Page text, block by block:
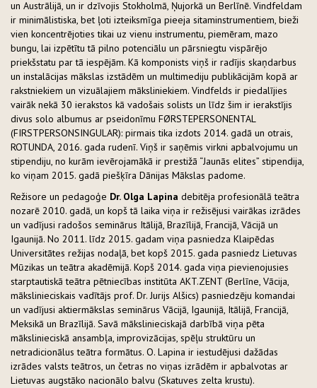
un Austrālijā, un ir dzīvojis Stokholmā, Ņujorkā un Berlīnē. Vindfeldam
ir minimālistiska, bet ļoti izteiksmīga pieeja sitaminstrumentiem, bieži
vien koncentrējoties tikai uz vienu instrumentu, piemēram, mazo
bungu, lai izpētītu tā pilno potenciālu un pārsniegtu vispārējo
priekšstatu par tā iespējām. Kā komponists viņš ir radījis skaņdarbus
un instalācijas mākslas izstādēm un multimediju publikācijām kopā ar
rakstniekiem un vizuālajiem māksliniekiem. Vindfelds ir piedalījies
vairāk nekā 30 ierakstos kā vadošais solists un līdz šim ir ierakstījis
divus solo albumus ar pseidonīmu FØRSTEPERSONENTAL
(FIRSTPERSONSINGULAR): pirmais tika izdots 2014. gadā un otrais,
ROTUNDA, 2016. gada rudenī. Viņš ir saņēmis virkni apbalvojumu un
stipendiju, no kurām ievērojamākā ir prestižā “Jaunās elites” stipendija,
ko viņam 2015. gadā piešķīra Dānijas Mākslas padome.
Režisore un pedagoģe Dr. Olga Lapina debitēja profesionālā teātra
nozarē 2010. gadā, un kopš tā laika viņa ir režisējusi vairākas izrādes
un vadījusi radošos seminārus Itālijā, Brazīlijā, Francijā, Vācijā un
Igaunijā. No 2011. līdz 2015. gadam viņa pasniedza Klaipēdas
Universitātes režijas nodaļā, bet kopš 2015. gada pasniedz Lietuvas
Mūzikas un teātra akadēmijā. Kopš 2014. gada viņa pievienojusies
starptautiskā teātra pētniecības institūta AKT.ZENT (Berlīne, Vācija,
mākslinieciskais vadītājs prof. Dr. Jurijs Alšics) pasniedzēju komandai
un vadījusi aktiermākslas seminārus Vācijā, Igaunijā, Itālijā, Francijā,
Meksikā un Brazīlijā. Savā mākslinieciskajā darbībā viņa pēta
mākslinieciskā ansambļa, improvizācijas, spēļu struktūru un
netradicionālus teātra formātus. O. Lapina ir iestudējusi dažādas
izrādes valsts teātros, un četras no viņas izrādēm ir apbalvotas ar
Lietuvas augstāko nacionālo balvu (Skatuves zelta krustu).